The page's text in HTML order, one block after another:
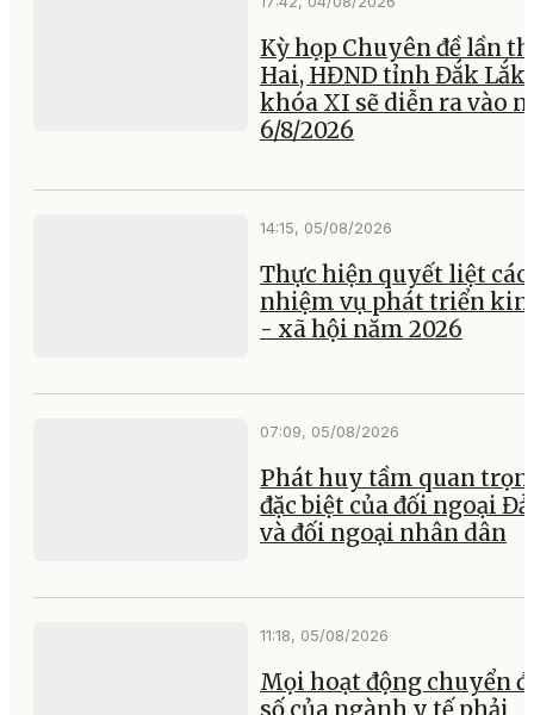
Kỳ họp Chuyên đề lần
Hai, HĐND tỉnh Đắk Lắk
khóa XI sẽ diễn ra vào
6/8/2026
14:15, 05/08/2026
Thực hiện quyết liệt các
nhiệm vụ phát triển
- xã hội năm 2026
07:09, 05/08/2026
Phát huy tầm quan
đặc biệt của đối ngoại
và đối ngoại nhân dân
11:18, 05/08/2026
Mọi hoạt động chuyển